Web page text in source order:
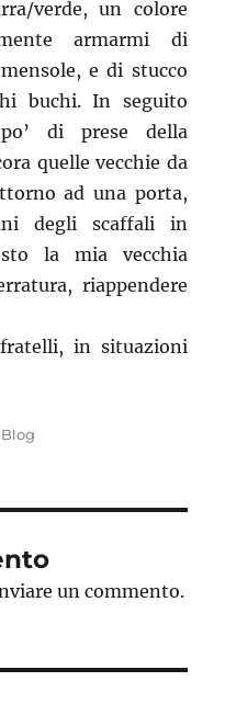
verde, un colore
armarmi di
e di stucco
buchi. In seguito
di prese della
quelle vecchie da
ad una porta,
degli scaffali in
la mia vecchia
riappendere
in situazioni
Categorie
Blog
un commento.